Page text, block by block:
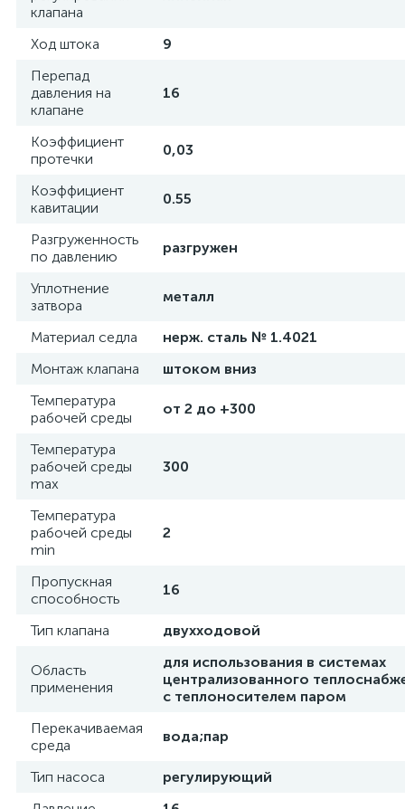
клапана
Ход штока
9
Перепад
давления на
клапане
16
Коэффициент
протечки
0,03
Коэффициент
кавитации
0.55
Разгруженность
по давлению
разгружен
Уплотнение
затвора
металл
Материал седла
нерж. сталь № 1.4021
Монтаж клапана
штоком вниз
Температура
рабочей среды
от 2 до +300
Температура
рабочей среды
max
300
Температура
рабочей среды
min
2
Пропускная
способность
16
Тип клапана двухходовой
Область
применения
для использования в системах
централизованного
с теплоносителем паром
Перекачиваемая
среда
вода;пар
Тип насоса
регулирующий